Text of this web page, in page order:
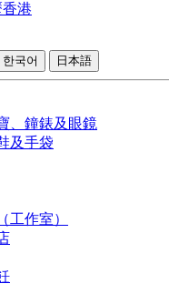
港
한국어 日本語
、鐘錶及眼鏡
及手袋
工作室）